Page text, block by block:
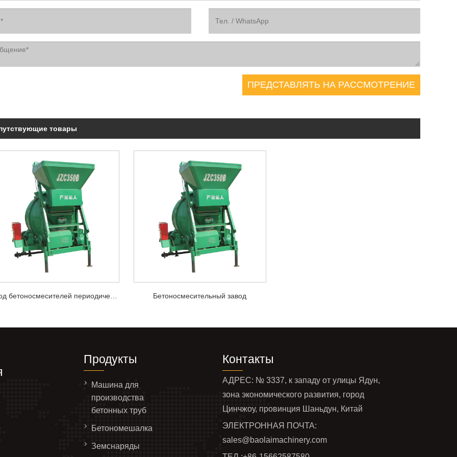
товары
Бетоносмесительный завод
Продукты
Машина для
производства
бетонных труб
Бетономешалка
Земснаряды
Контакты
АДРЕС: № 3337, к западу от улицы Ядун,
зона экономического развития, город
Цинчжоу, провинция Шаньдун, Китай
ЭЛЕКТРОННАЯ ПОЧТА:
sales@baolaimachinery.com